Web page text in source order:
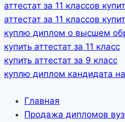
аттестат за 11 классов
аттестат за 11 классов
куплю диплом о высшем
купить аттестат за 11 класс
купить аттестат за 9 класс
куплю диплом кандидата
Главная
Продажа дипломов